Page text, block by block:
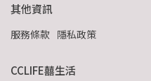
其他資訊
服務條款 隱私政策
CCLIFE囍生活